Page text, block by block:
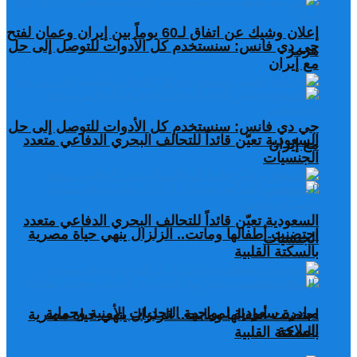
جي دي فانس: سنستخدم كل الأدوات للتوصل إلى حل
مع إيران
السعودية تعيّن قائداً للتحالف البحري الدفاعي متعدد
الجنسيات
احتضنت أطفالها وماتت.. الزلزال ينهي حياة مصرية
بالسكتة القلبية
مبادرة سعودية لمواجهة التحديات الأمنية وحماية
الملاحة
إعلان وشيك عن اتفاق لـ60 يوماً بين إيران وعمان لفتح
هرمز
جي دي فانس: سنستخدم كل الأدوات للتوصل إلى حل
مع إيران
السعودية تعيّن قائداً للتحالف البحري الدفاعي متعدد
الجنسيات
احتضنت أطفالها وماتت.. الزلزال ينهي حياة مصرية
بالسكتة القلبية